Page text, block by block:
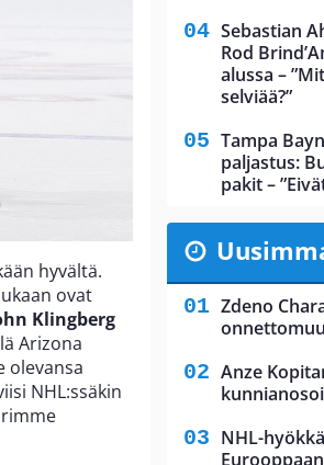
hyvältä.
ovat
Klingberg
Arizona
olevansa
NHL:ssäkin
Sebastian
Rod
alussa –
selviää?”
Tampa
paljastus:
pakit –
Zdeno
Anze
NHL-